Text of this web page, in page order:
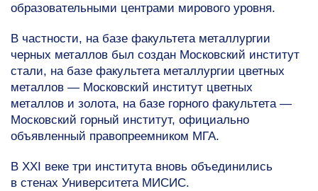
образовательными центрами мирового уровня.
В частности, на базе факультета металлургии
черных металлов был создан Московский институт
стали, на базе факультета металлургии цветных
металлов — Московский институт цветных
металлов и золота, на базе горного факультета —
Московский горный институт, официально
объявленный правопреемником МГА.
В XXI веке три института вновь объединились
в стенах Университета МИСИС.